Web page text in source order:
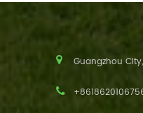
Guangzhou